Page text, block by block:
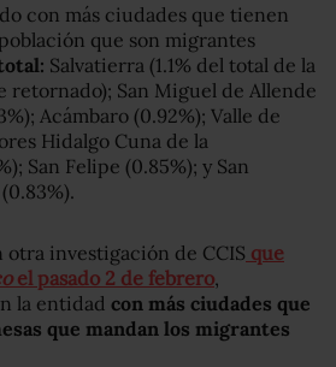
con más ciudades que tienen
que son migrantes
Salvatierra (1.1% del total de la
retornado); San Miguel de Allende
Acámbaro (0.92%); Valle de
Hidalgo Cuna de la
San Felipe (0.85%); y San
otra investigación de CCIS que
el pasado 2 de febrero
la entidad con más ciudades que
que mandan los migrantes